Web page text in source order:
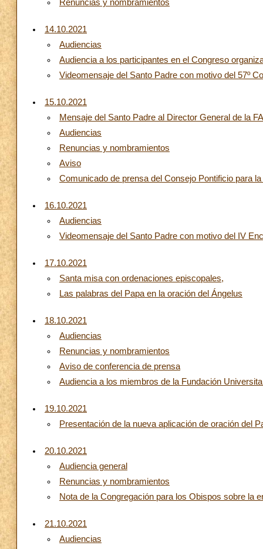
Renuncias y nombramientos
14.10.2021
Audiencias
Audiencia a los participantes en el Congreso
Videomensaje del Santo Padre con motivo del 57º
15.10.2021
Mensaje del Santo Padre al Director General de la
Audiencias
Renuncias y nombramientos
Aviso
Comunicado de prensa del Consejo Pontificio para
16.10.2021
Audiencias
Videomensaje del Santo Padre con motivo del IV
17.10.2021
Santa misa con ordenaciones episcopales,
Las palabras del Papa en la oración del Ángelus
18.10.2021
Audiencias
Renuncias y nombramientos
Aviso de conferencia de prensa
Audiencia a los miembros de la Fundación
19.10.2021
Presentación de la nueva aplicación de oración del
20.10.2021
Audiencia general
Renuncias y nombramientos
Nota de la Congregación para los Obispos sobre la
21.10.2021
Audiencias